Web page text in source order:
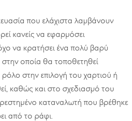
που ελάχιστα λαμβάνουν
κανείς να εφαρμόσει
να κρατήσει ένα πολύ βαρύ
οποία θα τοποθετηθεί
στην επιλογή του χαρτιού ή
καθώς και στο σχεδιασμό του
καταναλωτή που βρέθηκε
από το ράφι.